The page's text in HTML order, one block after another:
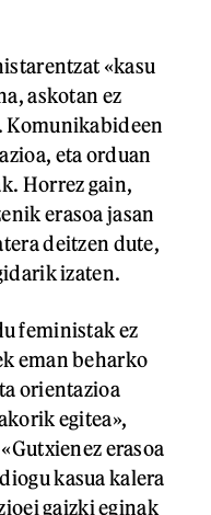
«kasu
askotan ez
Komunikabideen
eta orduan
Horrez gain,
erasoa jasan
deitzen dute,
izaten.
feministak ez
eman beharko
orientazioa
egitea»,
erasoa
kasua kalera
gaizki eginak